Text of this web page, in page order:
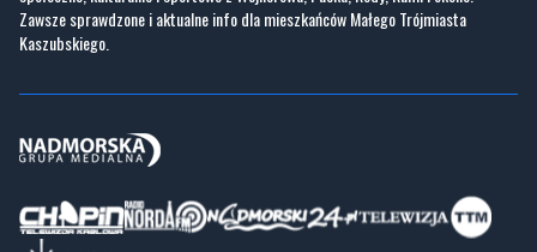
Zawsze sprawdzone i aktualne info dla mieszkańców Małego Trójmiasta
Kaszubskiego.